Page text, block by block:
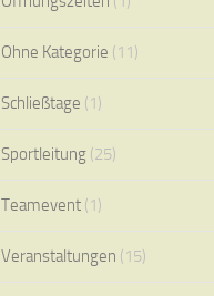
Ohne Kategorie (11)
Schließtage (1)
Sportleitung (25)
Teamevent (1)
Veranstaltungen (15)